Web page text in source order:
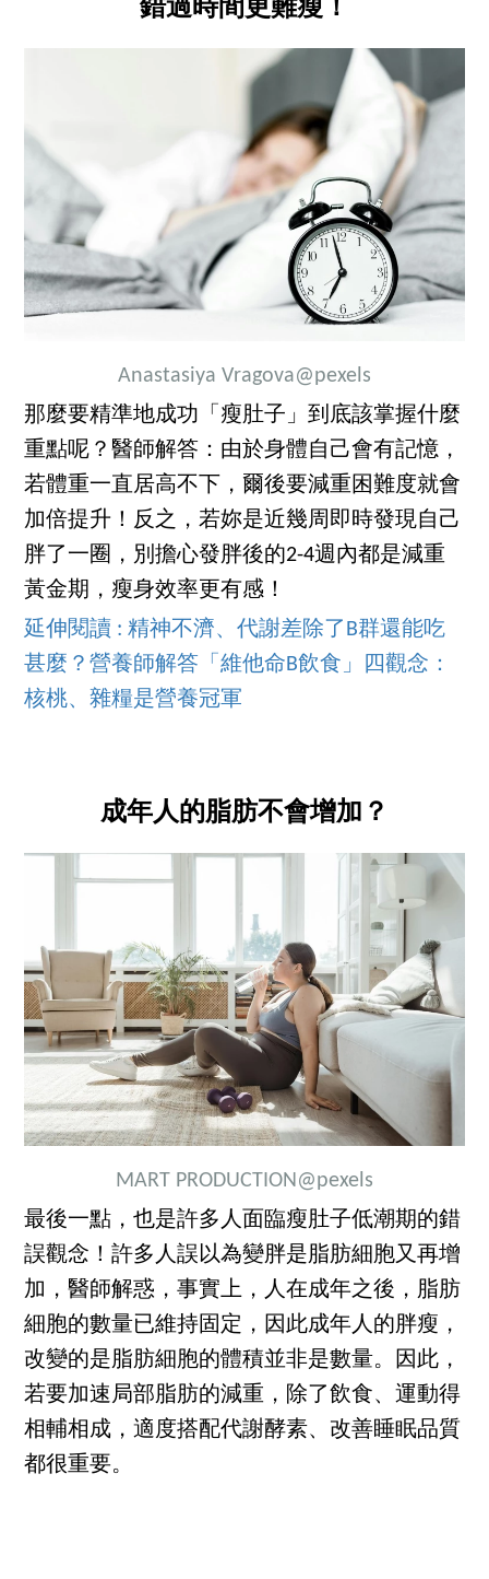
錯過時間更難瘦！
Anastasiya Vragova@pexels
那麼要精準地成功「瘦肚子」到底該掌握什麼
重點呢？醫師解答：由於身體自己會有記憶，
若體重一直居高不下，爾後要減重困難度就會
加倍提升！反之，若妳是近幾周即時發現自己
胖了一圈，別擔心發胖後的2-4週內都是減重
黃金期，瘦身效率更有感！
延伸閱讀 : 精神不濟、代謝差除了B群還能吃
甚麼？營養師解答「維他命B飲食」四觀念：
核桃、雜糧是營養冠軍
成年人的脂肪不會增加？
MART PRODUCTION@pexels
最後一點，也是許多人面臨瘦肚子低潮期的錯
誤觀念！許多人誤以為變胖是脂肪細胞又再增
加，醫師解惑，事實上，人在成年之後，脂肪
細胞的數量已維持固定，因此成年人的胖瘦，
改變的是脂肪細胞的體積並非是數量。因此，
若要加速局部脂肪的減重，除了飲食、運動得
相輔相成，適度搭配代謝酵素、改善睡眠品質
都很重要。